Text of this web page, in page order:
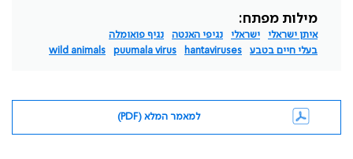
מילות מפתח:
איתן ישראלי ישראלי נגיפי האנטה
נגיף פואומלה
בעלי חיים בטבע
hantaviruses
puumala virus
wild animals
למאמר המלא (PDF)